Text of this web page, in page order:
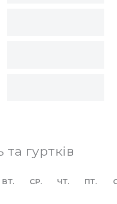
гуртків
ВТ. СР. ЧТ. ПТ.